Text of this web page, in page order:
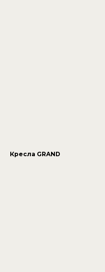
Кресла GRAND